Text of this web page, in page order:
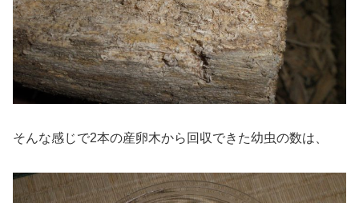
そんな感じで2本の産卵木から回収できた幼虫の数は、